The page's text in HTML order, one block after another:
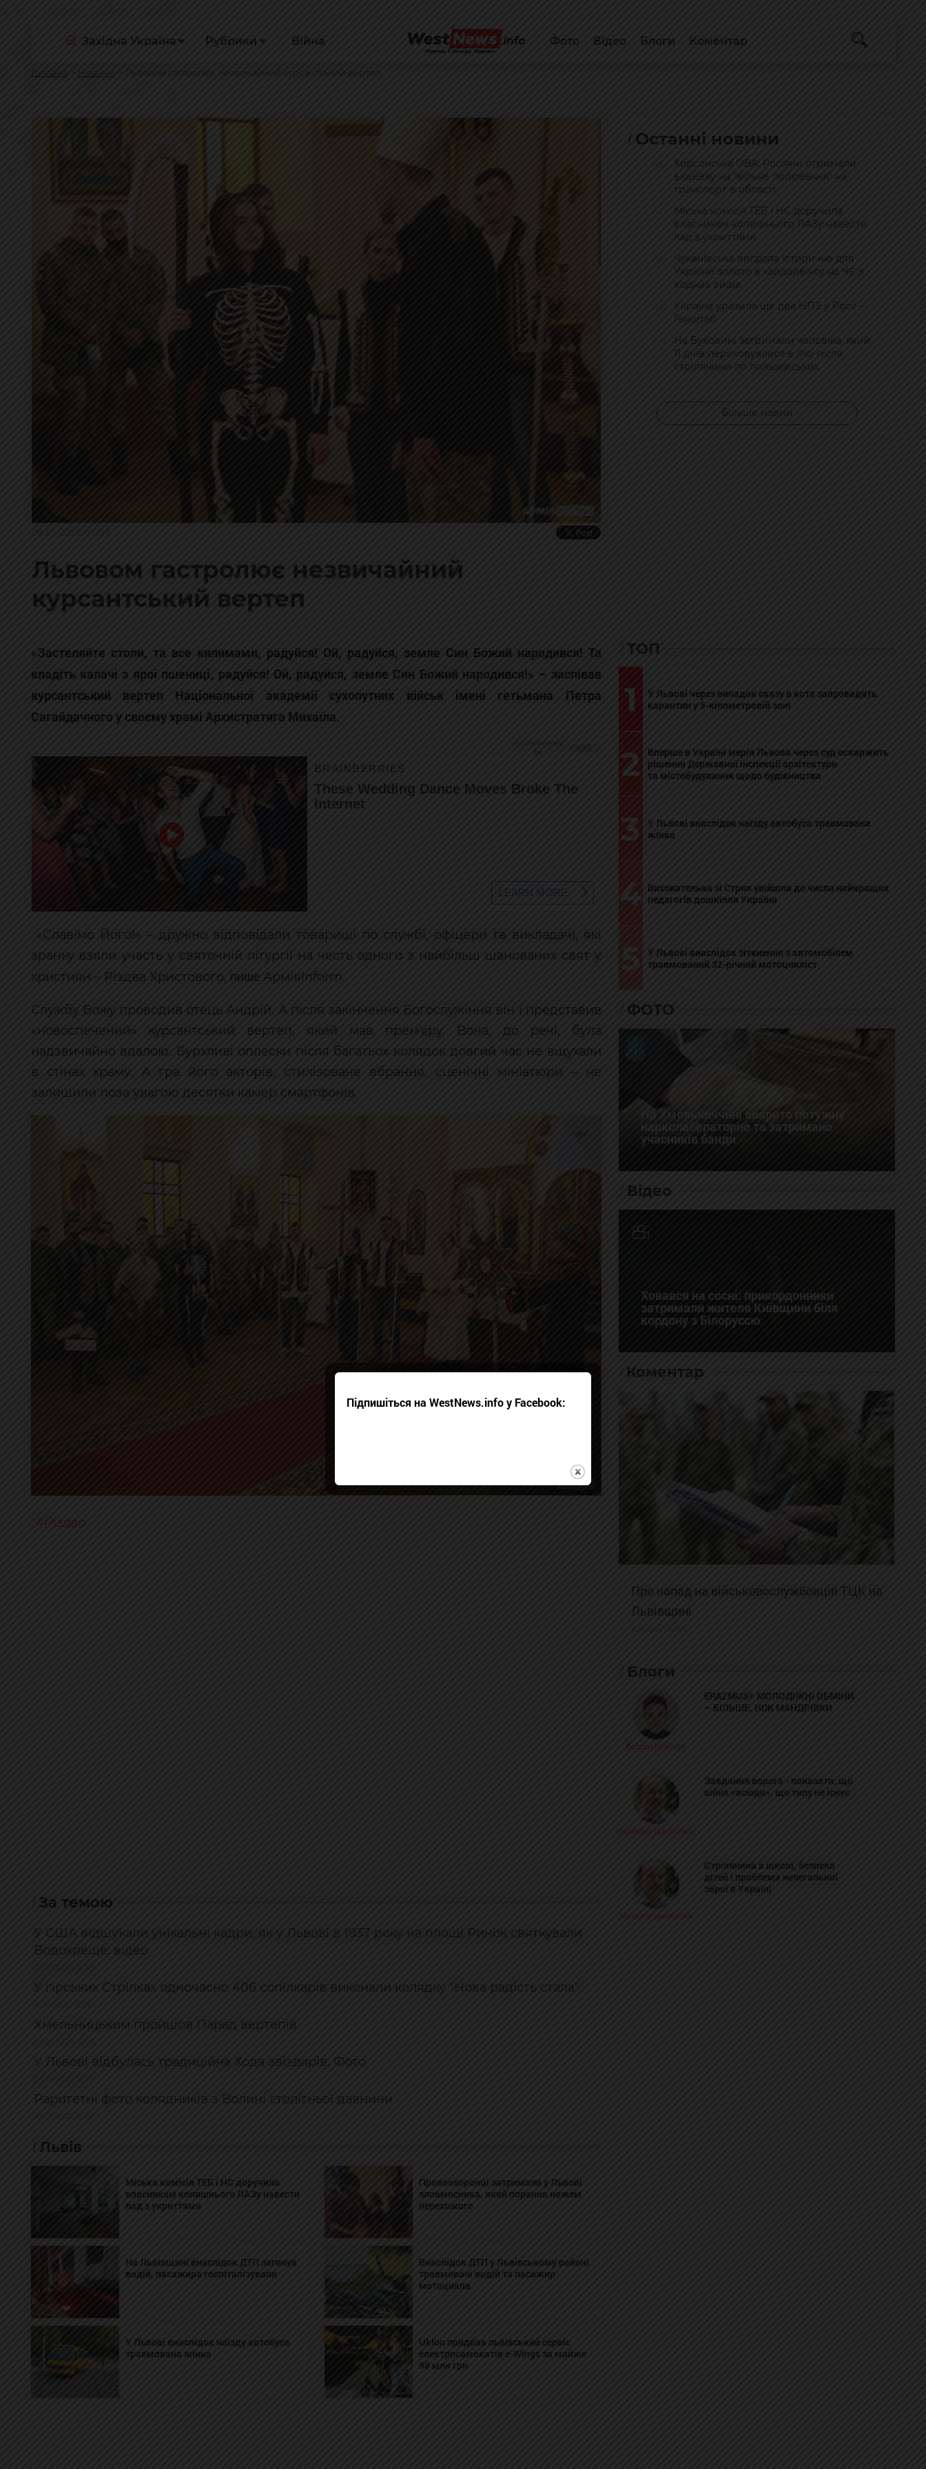
Західна Україна Рубрики Війна Фото Відео Блоги Коментар
Головна Новини Львовом гастролює незвичайний курсантський вертеп
Львовом гастролює незвичайний
курсантський вертеп
«Застеляйте столи, та все килимами, радуйся! Ой, радуйся, земле Син Божий народився! Та
кладіть калачі з ярої пшениці, радуйся! Ой, радуйся, земле Син Божий народився!» – заспівав
курсантський вертеп Національної академії сухопутних військ імені гетьмана Петра
Сагайдачного у своєму храмі Архистратига Михаїла.
«Славімо Його!» – дружно відповідали товариші по службі, офіцери та викладачі, які
зранку взяли участь у святочній літургії на честь одного з найбільш шанованих свят у
християн – Різдва Христового, пише АрміяInform.
Службу Божу проводив отець Андрій. А після закінчення Богослужіння він і представив
«новоспечений» курсантський вертеп, який мав прем’єру. Вона, до речі, була
надзвичайно вдалою. Бурхливі оплески після багатьох колядок довгий час не вщухали
в стінах храму. А гра його акторів, стилізоване вбрання, сценічні мініатюри – не
залишили поза увагою десятки камер смартфонів.
Різдво
За темою
У США відшукали унікальні кадри, як у Львові в 1937 року на площі Ринок святкували
Водохреще: відео
У гірських Стрілках одночасно 406 сопілкарів виконали колядку "Нова радість стала"
Хмельницьким пройшов Парад вертепів
У Львові відбулась традиційна Хода звіздарів. Фото
Раритетні фото колядників з Волині столітньої давнини
Львів
Міська комісія ТЕБ і НС доручила
власникам колишнього ЛАЗу навести
лад з укриттями
Правоохоронці затримали у Львові
зловмисника, який поранив ножем
перехожого
На Львівщині внаслідок ДТП загинув
водій, пасажира госпіталізували
Внаслідок ДТП у Львівському районі
травмовані водій та пасажир
мотоцикла
У Львові внаслідок наїзду автобуса
травмована жінка
Uklon придбав львівський сервіс
електросамокатів e-Wings за майже
98 млн грн
Останні новини
Херсонська ОВА: Росіяни отримали
вказівку на "вільне полювання" на
транспорт в області
Міська комісія ТЕБ і НС доручила
власникам колишнього ЛАЗу навести
лад з укриттями
Чуканівська виграла історичне для
України золото в хайдайвінгу на ЧЄ з
водних видів
Україна уразила ще два НПЗ у Росії –
Генштаб
На Буковині затримали чоловіка, який
11 днів переховувався в лісі після
стрілянини по поліцейських
Більше новин
ТОП
1
У Львові через випадок сказу в кота запровадять
карантин у 5-кілометровій зоні
2
Вперше в Україні мерія Львова через суд оскаржить
рішення Державної інспекції архітектури
та містобудування щодо будівництва
3
У Львові внаслідок наїзду автобуса травмована
жінка
4 Вихователька зі Стрия увійшла до числа найкращих
педагогів дошкілля України
5
У Львові внаслідок зіткнення з автомобілем
травмований 32-річний мотоцикліст
ФОТО
На Хмельниччині викрито потужну
нарколабораторію та затримано
учасників банди
Відео
Ховався на сосні: прикордонники
затримали жителя Київщини біля
кордону з Білоруссю
Коментар
Про напад на військовослужбовців ТЦК на
Львівщині
Блоги
Богдан Козійчук
ERAZMUS+ МОЛОДІЖНІ ОБМІНИ
– БІЛЬШЕ, НІЖ МАНДРІВКИ
Михайло Цимбалюк
Завдання ворога - показати, що
війна «всюди», що тилу не існує
Михайло Цимбалюк
Стрілянина в школі, безпека
дітей і проблема нелегальної
зброї в Україні
Підпишіться на WestNews.info у Facebook: